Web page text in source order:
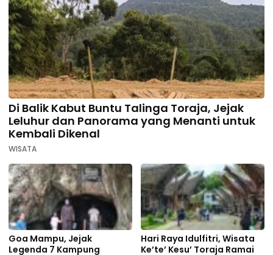
Di Balik Kabut Buntu Talinga Toraja, Jejak
Leluhur dan Panorama yang Menanti untuk
Kembali Dikenal
WISATA
Goa Mampu, Jejak
Legenda 7 Kampung
Hari Raya Idulfitri, Wisata
Ke’te’ Kesu’ Toraja Ramai